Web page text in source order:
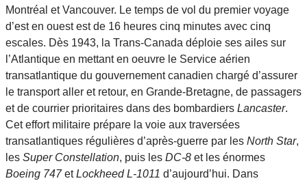
Montréal et Vancouver. Le temps de vol du premier voyage
d’est en ouest est de 16 heures cinq minutes avec cinq
escales. Dès 1943, la Trans-Canada déploie ses ailes sur
l’Atlantique en mettant en oeuvre le Service aérien
transatlantique du gouvernement canadien chargé d’assurer
le transport aller et retour, en Grande-Bretagne, de passagers
et de courrier prioritaires dans des bombardiers Lancaster.
Cet effort militaire prépare la voie aux traversées
transatlantiques régulières d’après-guerre par les North Star,
les Super Constellation, puis les DC-8 et les énormes
Boeing 747etLockheed L-1011 d’aujourd’hui. Dans